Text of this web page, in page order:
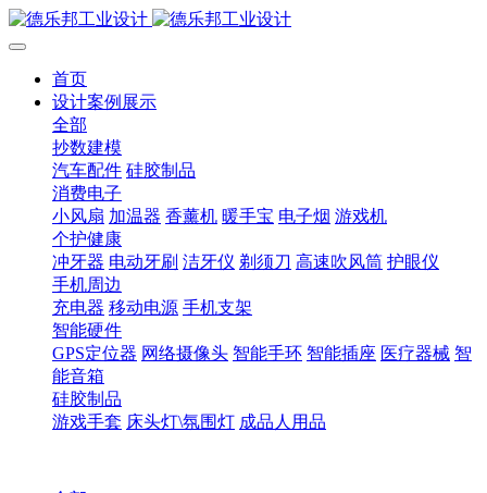
首页
设计案例展示
全部
抄数建模
汽车配件 硅胶制品
消费电子
小风扇 加温器 香薰机 暖手宝 电子烟 游戏机
个护健康
冲牙器 电动牙刷 洁牙仪 剃须刀 高速吹风筒 护眼仪
手机周边
充电器 移动电源 手机支架
智能硬件
GPS定位器 网络摄像头 智能手环 智能插座 医疗器械 智
能音箱
硅胶制品
游戏手套 床头灯\氛围灯 成品人用品